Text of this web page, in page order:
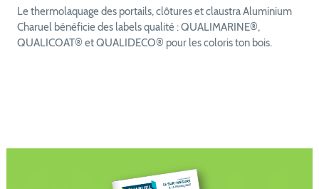
Le thermolaquage des portails, clôtures et claustra Aluminium
Charuel bénéficie des labels qualité : QUALIMARINE®,
QUALICOAT® et QUALIDECO® pour les coloris ton bois.